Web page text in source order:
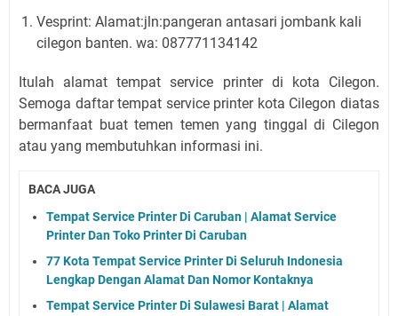
Vesprint: Alamat:jln:pangeran antasari jombank kali
cilegon banten. wa: 087771134142
Itulah alamat tempat service printer di kota Cilegon.
Semoga daftar tempat service printer kota Cilegon diatas
bermanfaat buat temen temen yang tinggal di Cilegon
atau yang membutuhkan informasi ini.
BACA JUGA
Tempat Service Printer Di Caruban | Alamat Service
Printer Dan Toko Printer Di Caruban
77 Kota Tempat Service Printer Di Seluruh Indonesia
Lengkap Dengan Alamat Dan Nomor Kontaknya
Tempat Service Printer Di Sulawesi Barat | Alamat